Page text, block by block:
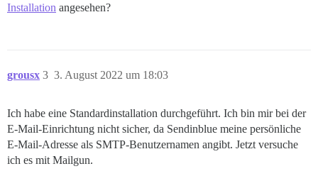
Installation angesehen?
grousx 3. August 2022 um 18:03
3
Ich habe eine Standardinstallation durchgeführt. Ich bin mir bei der
E-Mail-Einrichtung nicht sicher, da Sendinblue meine persönliche
E-Mail-Adresse als SMTP-Benutzernamen angibt. Jetzt versuche
ich es mit Mailgun.